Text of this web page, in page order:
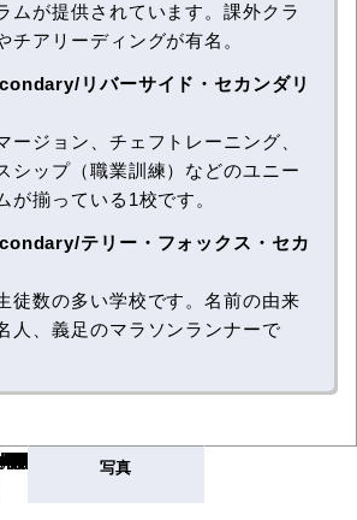
ムが提供されています。課外クラ
チアリーディングが有名。
リバーサイド・セカンダリ
ージョン、チェフトレーニング、
シップ（職業訓練）などのユニー
が揃っている1校です。
テリー・フォックス・セカ
徒数の多い学校です。名前の由来
人、義足のマラソンランナーで
Warning/var/www/html/wp-content/themes/vancouver/single-school.php669Warning/var/www/html/wp-content/themes/vancouver/single-school.php672 写真